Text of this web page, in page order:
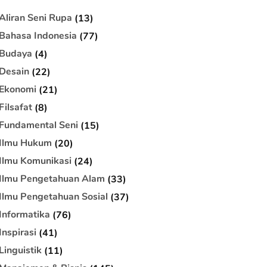
Seni Rupa (13)
Indonesia (77)
(4)
(22)
(21)
(8)
Seni (15)
Hukum (20)
Komunikasi (24)
Pengetahuan Alam (33)
Pengetahuan Sosial (37)
(76)
(41)
(11)